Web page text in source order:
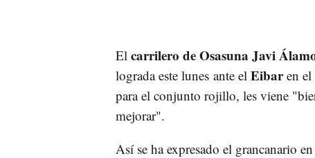
Elcarrilero de Osasuna Javi
lograda este lunes ante el Eibaren el
para el conjunto rojillo, les viene
mejorar".
Así se ha expresado el grancanario